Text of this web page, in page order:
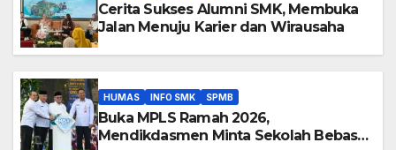
Cerita Sukses Alumni SMK, Membuka
Jalan Menuju Karier dan Wirausaha
HUMAS INFO SMK SPMB
Buka MPLS Ramah 2026,
Mendikdasmen Minta Sekolah Bebas